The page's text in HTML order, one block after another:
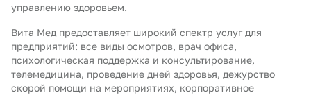
управлению здоровьем.
Вита Мед предоставляет широкий спектр услуг для
предприятий: все виды осмотров, врач офиса,
психологическая поддержка и консультирование,
телемедицина, проведение дней здоровья, дежурство
скорой помощи на мероприятиях, корпоративное